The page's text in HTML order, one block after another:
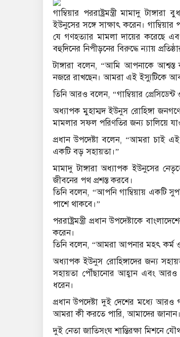
গাম্বিয়ার পররাষ্ট্রমন্ত্রী মামাদু
ইউনুসের সঙ্গে সাক্ষাৎ করেন। গাম্বিয়ার
যে গণহত্যার মামলা দায়ের করেছে এবং
বহুদিনের নিপীড়নের বিরুদ্ধে ন্যায়
টাঙ্গারা বলেন, “আমি আপনাকে আশ্বস্ত
নজরে রাখছেন। আমরা এই ইস্যুটিকে
তিনি আরও বলেন, “গাম্বিয়ার
অধ্যাপক মুহাম্মদ ইউনুস রোহিঙ্গা
মামলার সফল পরিণতির জন্য চালিয়ে
প্রধান উপদেষ্টা বলেন, “আমরা চাই
একটি বড় সহায়তা।”
মামাদু টাঙ্গারা অধ্যাপক ইউনুসের
জীবনের পথ প্রশস্ত করবে।
তিনি বলেন, “আপনি গাম্বিয়ায় একটি
পাশে থাকবে।”
পররাষ্ট্রমন্ত্রী প্রধান উপদেষ্টাকে
করেন।
তিনি বলেন, “আমরা আপনার মহৎ কর্ম ও
অধ্যাপক ইউনুস রোহিঙ্গাদের জন্য
সহায়তা পৌঁছানোর আহ্বান এবং আরও
ধরেন।
প্রধান উপদেষ্টা দুই দেশের মধ্যে
আমরা কী করতে পারি, আমাদের
দুই নেতা জাতিসংঘ শান্তিরক্ষা মিশনে